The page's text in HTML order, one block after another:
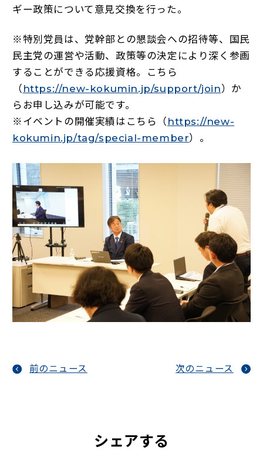
ギー政策について意見交換を行った。
※特別党員は、党幹部との懇談会への招待等、国民
民主党の運営や活動、政策等の決定により深く参画
することができる応援資格。こちら
（ https://new-kokumin.jp/support/join（新し
）か
らお申し込みが可能です。
※イベントの開催実績はこちら（ https://new-
kokumin.jp/tag/special-member（新しいタブ
）。
前のニュース 次のニュース
シェアする